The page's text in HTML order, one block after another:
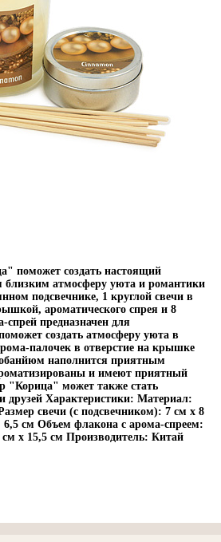
поможет создать настоящий
атмосферу уюта и романтики
подсвечнике, 1 круглой свечи в
ароматического спрея и 8
предназначен для
создать атмосферу уюта в
палочек в отверстие на крышке
наполнится приятным
и имеют приятный
"Корица" может также стать
Характеристики: Материал:
свечи (с подсвечником): 7 см х 8
см Объем флакона с арома-спреем:
х 15,5 см Производитель: Китай